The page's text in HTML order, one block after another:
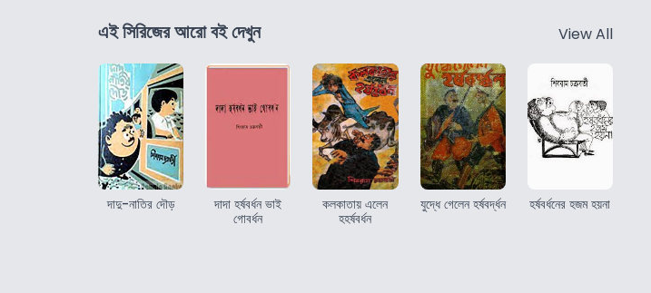
এই সিরিজের আরো বই দেখুন View All
দাদু-নাতির দৌড়
দাদা হর্ষবর্ধন ভাই
গোবর্ধন
কলকাতায় এলেন
হহর্ষবর্ধন
যুদ্ধে গেলেন হর্ষবর্দ্ধন হর্ষবর্ধনের হজম হয়না